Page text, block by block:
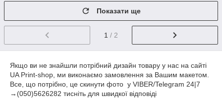
Показати ще
1 / 2
Якщо ви не знайшли потрібний дизайн товару у нас на сайті
UA Print-shop, ми виконаємо замовлення за Вашим макетом.
Все, що потрібно, це скинути фото у VIBER/Telegram 24|7
→(050)5626282 тисніть для швидкої відповіді